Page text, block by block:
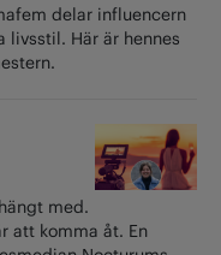
delar influencern
livsstil. Här är hennes
med.
att komma åt. En